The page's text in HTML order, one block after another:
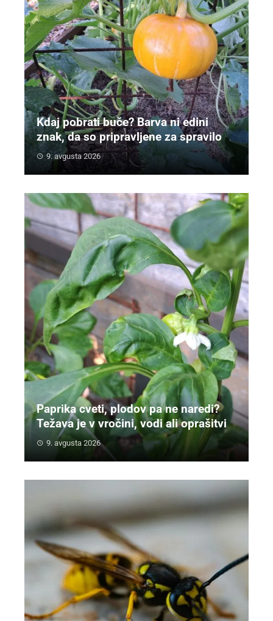
Kdaj pobrati buče? Barva ni edini
znak, da so pripravljene za spravilo
9. avgusta 2026
Paprika cveti, plodov pa ne naredi?
Težava je v vročini, vodi ali oprašitvi
9. avgusta 2026